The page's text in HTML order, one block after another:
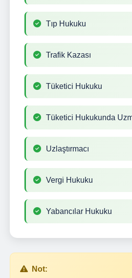
Tıp Hukuku
Trafik Kazası
Tüketici Hukuku
Tüketici Hukukunda
Uzlaştırmacı
Vergi Hukuku
Yabancılar Hukuku
Not: